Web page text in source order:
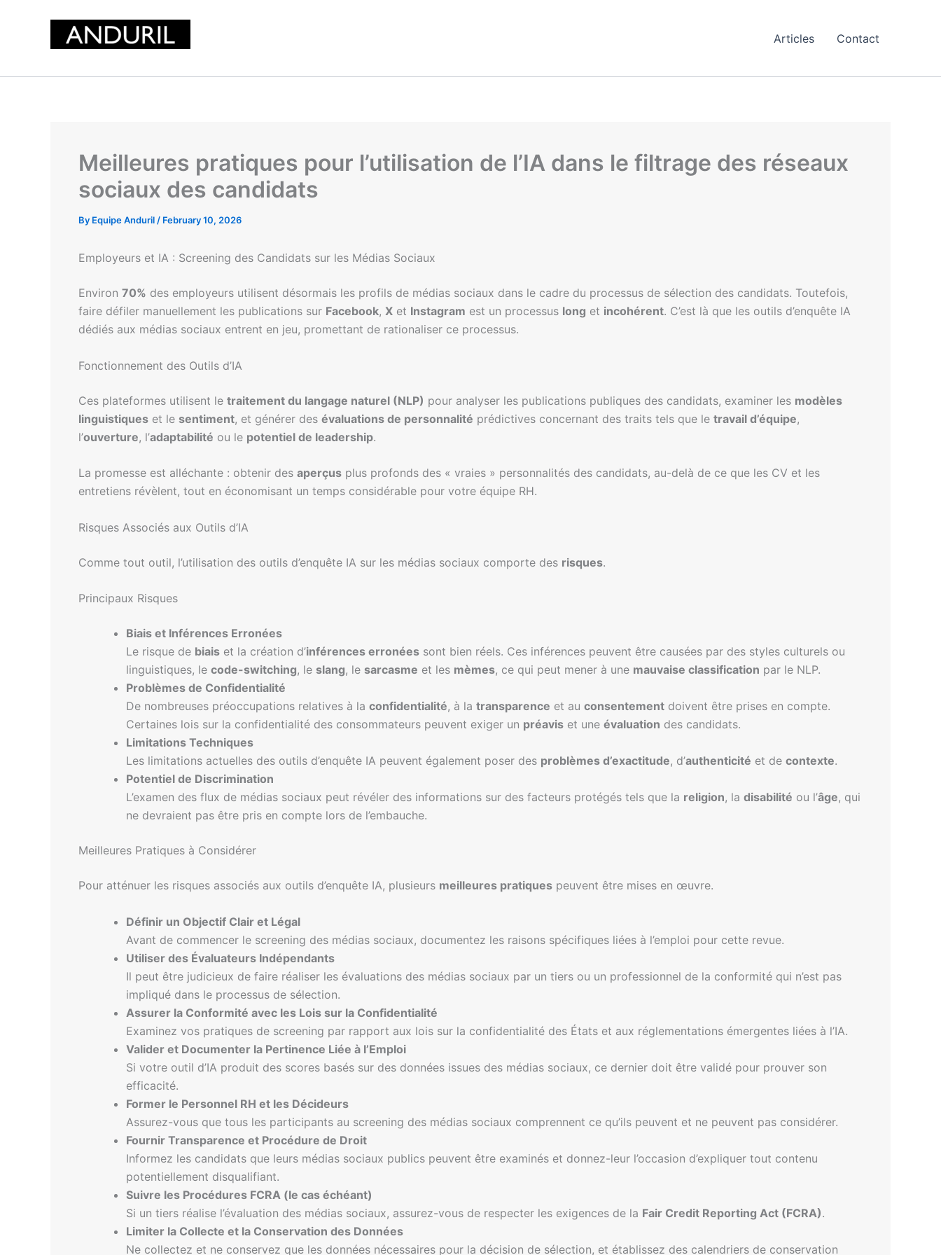
Articles Contact
Meilleures pratiques pour l’utilisation de l’IA dans le filtrage des réseaux
sociaux des candidats
By Equipe Anduril / February 10, 2026
Employeurs et IA : Screening des Candidats sur les Médias Sociaux
Environ 70% des employeurs utilisent désormais les profils de médias sociaux dans le cadre du processus de sélection des candidats. Toutefois,
faire défiler manuellement les publications sur Facebook, X et Instagram est un processus long et incohérent. C’est là que les outils d’enquête IA
dédiés aux médias sociaux entrent en jeu, promettant de rationaliser ce processus.
Fonctionnement des Outils d’IA
Ces plateformes utilisent le traitement du langage naturel (NLP) pour analyser les publications publiques des candidats, examiner les modèles
linguistiques et le sentiment, et générer des évaluations de personnalité prédictives concernant des traits tels que le travail d’équipe,
l’ouverture, l’adaptabilité ou le potentiel de leadership.
La promesse est alléchante : obtenir des aperçus plus profonds des « vraies » personnalités des candidats, au-delà de ce que les CV et les
entretiens révèlent, tout en économisant un temps considérable pour votre équipe RH.
Risques Associés aux Outils d’IA
Comme tout outil, l’utilisation des outils d’enquête IA sur les médias sociaux comporte des risques.
Principaux Risques
Biais et Inférences Erronées
Le risque de biais et la création d’inférences erronées sont bien réels. Ces inférences peuvent être causées par des styles culturels ou
linguistiques, le code-switching, le slang, le sarcasme et les mèmes, ce qui peut mener à une mauvaise classification par le NLP.
Problèmes de Confidentialité
De nombreuses préoccupations relatives à la confidentialité, à la transparence et au consentement doivent être prises en compte.
Certaines lois sur la confidentialité des consommateurs peuvent exiger un préavis et une évaluation des candidats.
Limitations Techniques
Les limitations actuelles des outils d’enquête IA peuvent également poser des problèmes d’exactitude, d’authenticité et de contexte.
Potentiel de Discrimination
L’examen des flux de médias sociaux peut révéler des informations sur des facteurs protégés tels que la religion, la disabilité ou l’âge, qui
ne devraient pas être pris en compte lors de l’embauche.
Meilleures Pratiques à Considérer
Pour atténuer les risques associés aux outils d’enquête IA, plusieurs meilleures pratiques peuvent être mises en œuvre.
Définir un Objectif Clair et Légal
Avant de commencer le screening des médias sociaux, documentez les raisons spécifiques liées à l’emploi pour cette revue.
Utiliser des Évaluateurs Indépendants
Il peut être judicieux de faire réaliser les évaluations des médias sociaux par un tiers ou un professionnel de la conformité qui n’est pas
impliqué dans le processus de sélection.
Assurer la Conformité avec les Lois sur la Confidentialité
Examinez vos pratiques de screening par rapport aux lois sur la confidentialité des États et aux réglementations émergentes liées à l’IA.
Valider et Documenter la Pertinence Liée à l’Emploi
Si votre outil d’IA produit des scores basés sur des données issues des médias sociaux, ce dernier doit être validé pour prouver son
efficacité.
Former le Personnel RH et les Décideurs
Assurez-vous que tous les participants au screening des médias sociaux comprennent ce qu’ils peuvent et ne peuvent pas considérer.
Fournir Transparence et Procédure de Droit
Informez les candidats que leurs médias sociaux publics peuvent être examinés et donnez-leur l’occasion d’expliquer tout contenu
potentiellement disqualifiant.
Suivre les Procédures FCRA (le cas échéant)
Si un tiers réalise l’évaluation des médias sociaux, assurez-vous de respecter les exigences de la Fair Credit Reporting Act (FCRA).
Limiter la Collecte et la Conservation des Données
Ne collectez et ne conservez que les données nécessaires pour la décision de sélection, et établissez des calendriers de conservation